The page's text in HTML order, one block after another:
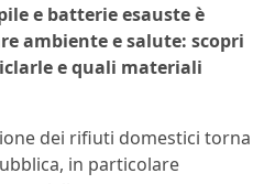
e batterie esauste è
ambiente e salute: scopri
e quali materiali
dei rifiuti domestici torna
in particolare